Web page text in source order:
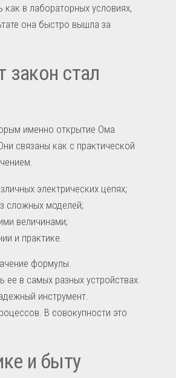
в лабораторных условиях,
она быстро вышла за
закон стал
именно открытие Ома
связаны как с практической
электрических цепях;
сложных моделей;
величинами;
и практике.
формулы.
ее в самых разных устройствах.
инструмент.
В совокупности это
и быту